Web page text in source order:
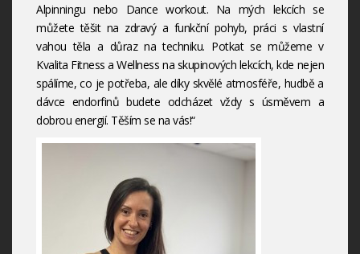
Alpinningu nebo Dance workout. Na mých lekcích se
můžete těšit na zdravý a funkční pohyb, práci s vlastní
vahou těla a důraz na techniku. Potkat se můžeme v
Kvalita Fitness a Wellness na skupinových lekcích, kde nejen
spálíme, co je potřeba, ale díky skvělé atmosféře, hudbě a
dávce endorfinů budete odcházet vždy s úsměvem a
dobrou energií. Těším se na vás!“